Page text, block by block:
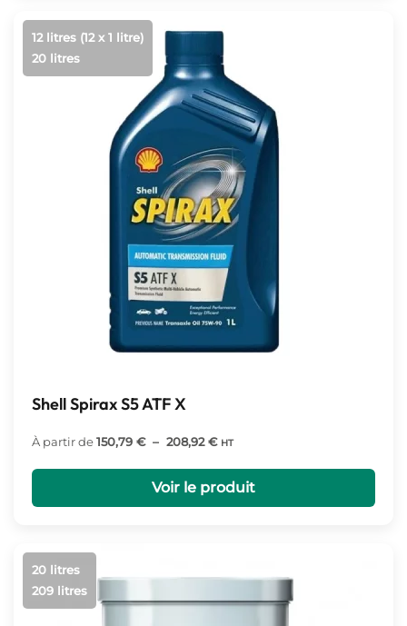
Shell Spirax S5 ATF X
À partir de150,79 € – 208,92€Plage
150,79 €
à
HT
12 litres (12 x 1 litre)
20 litres
Voir le produit
20 litres
209 litres